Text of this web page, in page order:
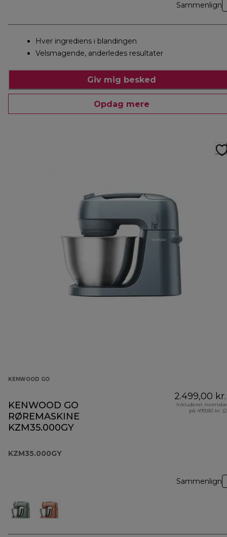
Sammenlign
Hver ingrediens i blandingen
Velsmagende, anderledes resultater
Giv mig besked
Opdag mere
KENWOOD GO
KENWOOD GO
RØREMASKINE
KZM35.000GY
KZM35.000GY
2.499,00 kr.
Inkluderet
på 499,80 kr.
Sammenlign